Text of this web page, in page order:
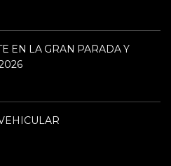
EN LA GRAN PARADA Y